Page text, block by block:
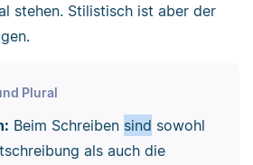
stehen. Stilistisch ist aber der
Plural
Beim Schreiben sind sowohl
als auch die